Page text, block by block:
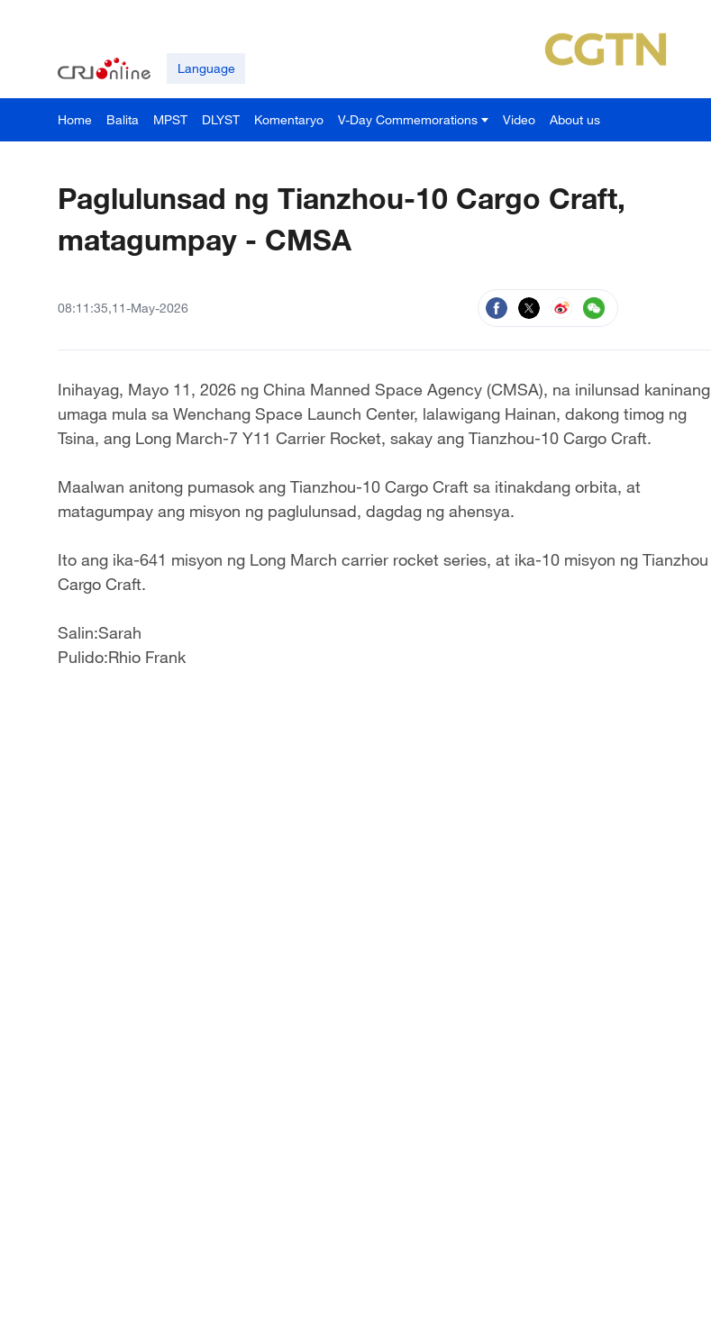
Language
Home Balita MPST DLYST Komentaryo V-Day Commemorations Video About us
Paglulunsad ng Tianzhou-10 Cargo Craft,
matagumpay - CMSA
08:11:35,11-May-2026
Inihayag, Mayo 11, 2026 ng China Manned Space Agency (CMSA), na inilunsad kaninang
umaga mula sa Wenchang Space Launch Center, lalawigang Hainan, dakong timog ng
Tsina, ang Long March-7 Y11 Carrier Rocket, sakay ang Tianzhou-10 Cargo Craft.
Maalwan anitong pumasok ang Tianzhou-10 Cargo Craft sa itinakdang orbita, at
matagumpay ang misyon ng paglulunsad, dagdag ng ahensya.
Ito ang ika-641 misyon ng Long March carrier rocket series, at ika-10 misyon ng Tianzhou
Cargo Craft.
Salin:Sarah
Pulido:Rhio Frank